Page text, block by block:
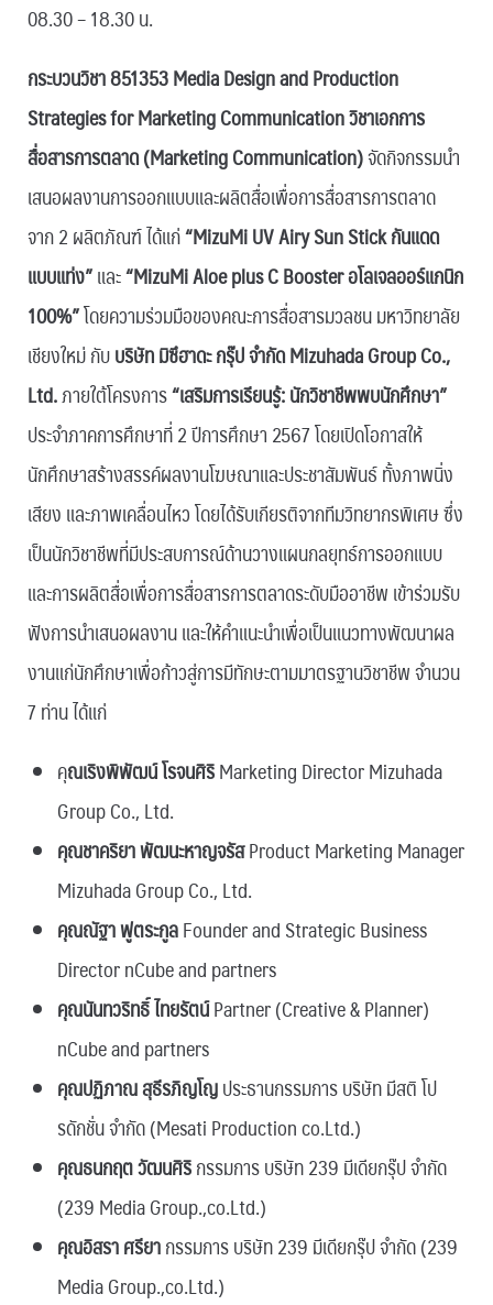
08.30 – 18.30 น.
กระบวนวิชา 851353 Media Design and Production
Strategies for Marketing Communicationวิชาเอกการ
สื่อสารการตลาด (Marketing Communication)จัดกิจกรรมนำ
เสนอผลงานการออกแบบและผลิตสื่อเพื่อการสื่อสารการตลาด
จาก 2 ผลิตภัณฑ์ ได้แก่“MizuMi UV Airy Sun Stick กันแดด
แบบแท่ง”และ“MizuMi Aloe plus C Booster อโลเจลออร์แกนิก
100%”โดยความร่วมมือของคณะการสื่อสารมวลชน มหาวิทยาลัย
เชียงใหม่ กับบริษัท มิซึฮาดะ กรุ๊ป จํากัด Mizuhada Group Co.,
Ltd.ภายใต้โครงการ“เสริมการเรียนรู้: นักวิชาชีพพบนักศึกษา”
ประจำภาคการศึกษาที่ 2 ปีการศึกษา 2567 โดยเปิดโอกาสให้
นักศึกษาสร้างสรรค์ผลงานโฆษณาและประชาสัมพันธ์ ทั้งภาพนิ่ง
เสียง และภาพเคลื่อนไหว โดยได้รับเกียรติจากทีมวิทยากรพิเศษ ซึ่ง
เป็นนักวิชาชีพที่มีประสบการณ์ด้านวางแผนกลยุทธ์การออกแบบ
และการผลิตสื่อเพื่อการสื่อสารการตลาดระดับมืออาชีพ เข้าร่วมรับ
ฟังการนำเสนอผลงาน และให้คำแนะนำเพื่อเป็นแนวทางพัฒนาผล
งานแก่นักศึกษาเพื่อก้าวสู่การมีทักษะตามมาตรฐานวิชาชีพ จำนวน
7 ท่าน ได้แก่
คุณเริงพิพัฒน์ โรจนศิริMarketing Director Mizuhada
Group Co., Ltd.
คุณชาคริยา พัฒนะหาญจรัสProduct Marketing Manager
Mizuhada Group Co., Ltd.
คุณณัฐา ฟูตระกูลFounder and Strategic Business
Director nCube and partners
คุณนันทวริทธิ์ ไทยรัตน์Partner (Creative & Planner)
nCube and partners
คุณปฏิภาณ สุธีรภิญโญประธานกรรมการ บริษัท มีสติ โป
รดักชั่น จำกัด (Mesati Production co.Ltd.)
คุณธนกฤต วัฒนศิริกรรมการ บริษัท 239 มีเดียกรุ๊ป จำกัด
(239 Media Group.,co.Ltd.)
คุณอิสรา ศรียากรรมการ บริษัท 239 มีเดียกรุ๊ป จำกัด (239
Media Group.,co.Ltd.)